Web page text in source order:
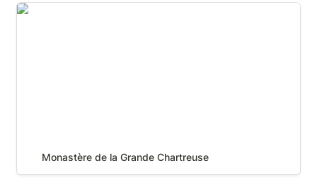
Monastère de la Grande Chartreuse
Monastère de la Grande Chartreuse